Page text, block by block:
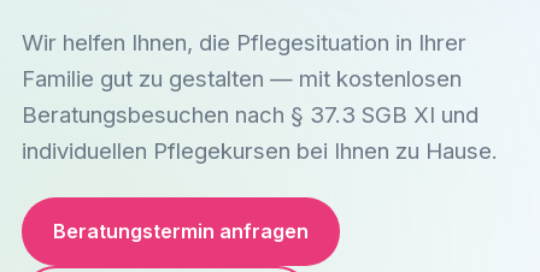
Wir helfen Ihnen, die Pflegesituation in Ihrer
Familie gut zu gestalten — mit kostenlosen
Beratungsbesuchen nach § 37.3 SGB XI und
individuellen Pflegekursen bei Ihnen zu Hause.
Beratungstermin anfragen